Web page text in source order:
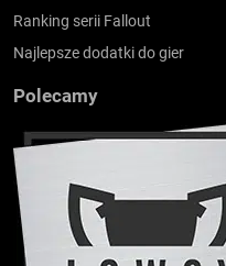
Ranking serii Fallout
Najlepsze dodatki do gier
Polecamy